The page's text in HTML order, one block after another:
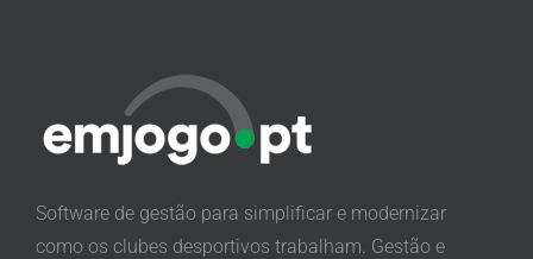
Software de gestão para simplificar e modernizar
como os clubes desportivos trabalham. Gestão e